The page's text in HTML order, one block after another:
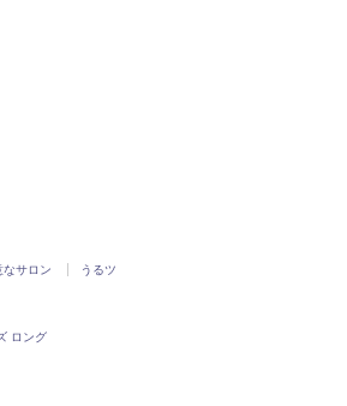
なサロン
うるツ
ロング